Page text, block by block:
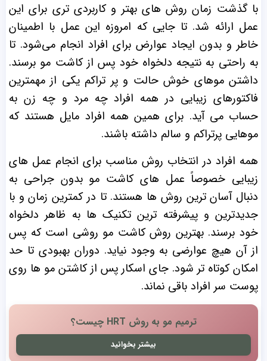
با گذشت زمان روش های بهتر و کاربردی تری برای این
عمل ارائه شد. تا جایی که امروزه این عمل با اطمینان
خاطر و بدون ایجاد عوارض برای افراد انجام می‌شود. تا
به راحتی به نتیجه دلخواه خود پس از کاشت مو برسند.
داشتن موهای خوش حالت و پر تراکم یکی از مهمترین
فاکتورهای زیبایی در همه افراد چه مرد و چه زن به
حساب می آید. برای همین همه افراد مایل هستند که
موهایی پرتراکم و سالم داشته باشند.
همه افراد در انتخاب روش مناسب برای انجام عمل های
زیبایی خصوصاً عمل های کاشت مو بدون جراحی به
دنبال آسان ترین روش ها هستند. تا در کمترین زمان و با
جدیدترین و پیشرفته ترین تکنیک ها به ظاهر دلخواه
خود برسند. بهترین روش کاشت مو روشی است که پس
از آن هیچ عوارضی به وجود نیاید. دوران بهبودی تا حد
امکان کوتاه تر شود. جای اسکار پس از کاشتن مو ها روی
پوست سر افراد باقی نماند.
ترمیم مو به روش HRT چیست؟
بیشتر بخوانید